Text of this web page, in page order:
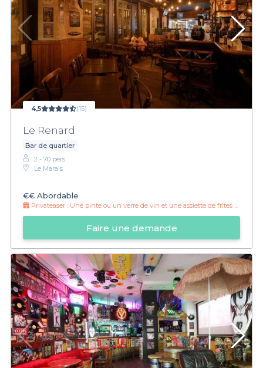
4,5 (15)
Le Renard
Bar de quartier
2 - 70 pers.
Le Marais
€€ Abordable
Privateaser : Une pinte ou un verre de vin et une assiette de frites à 10 euros
Faire une demande